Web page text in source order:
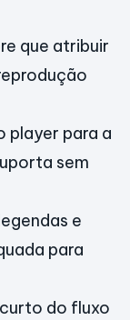
que atribuir
player para a
sem
e
para
do fluxo